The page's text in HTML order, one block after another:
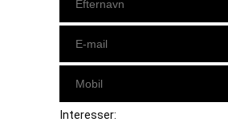
Interesser: